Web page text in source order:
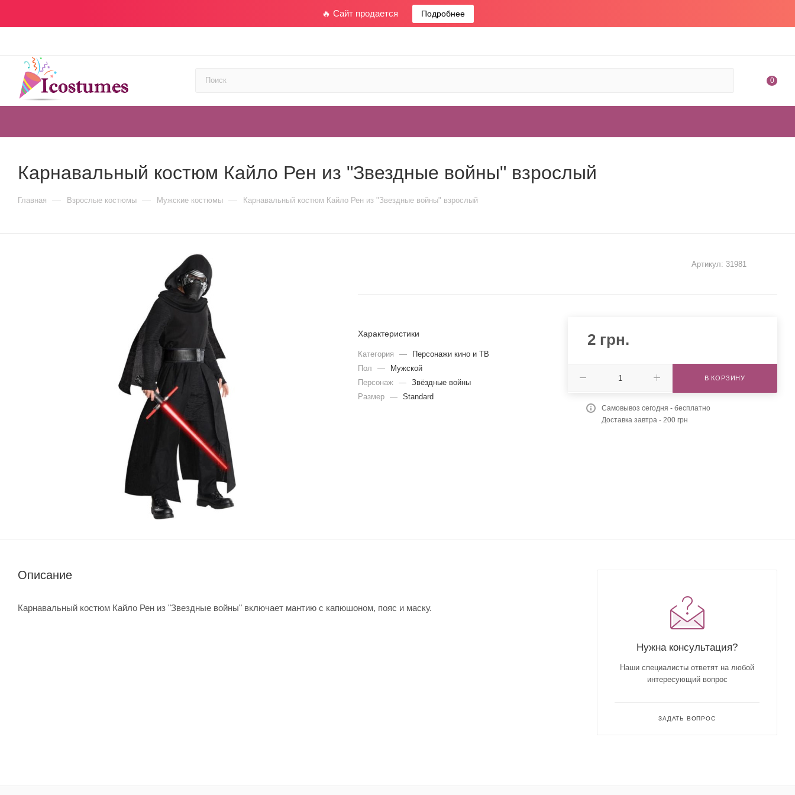
🔥 Сайт продается Подробнее
0
Карнавальный костюм Кайло Рен из "Звездные войны" взрослый
Главная — Взрослые костюмы — Мужские костюмы — Карнавальный костюм Кайло Рен из "Звездные войны" взрослый
Артикул: 31981
Характеристики
Категория —
Персонажи кино и ТВ
Пол
—
Мужской
Персонаж
—
Звёздные войны
Размер
— Standard
2грн.
В КОРЗИНУ
Самовывоз сегодня - бесплатно
Доставка завтра - 200 грн
Описание
Карнавальный костюм Кайло Рен из "Звездные войны" включает мантию с капюшоном, пояс и маску.
Нужна консультация?
Наши специалисты ответят на любой
интересующий вопрос
ЗАДАТЬ ВОПРОС